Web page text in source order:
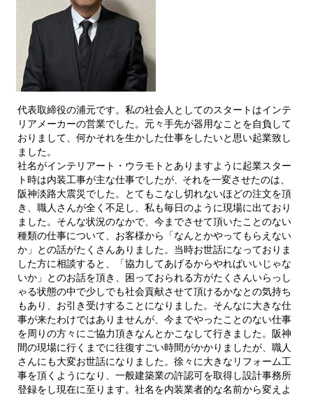
代表取締役の浦元です。私の社会人としてのスタートはインテ
リアメーカーの営業でした。元々手先が器用なことを自負して
おりまして、何かそれを生かした仕事をしたいと思い起業致し
ました。
社名がインテリアート・ウラモトとありますように起業スター
ト時は内装工事が主な仕事でしたが、 それを一変させたのは、
阪神淡路大震災でした。とてもこなし切れないほどの注文を頂
き、職人さんが全く不足し、私も毎日のように現場に出ており
ました。そんな状況のなかで、今までさせて頂いたことのない
種類の仕事について、お客様から「なんとかやってもらえない
か」との話がたくさんありました。当時お世話になっておりま
した方に相談すると、「協力してあげるからやればいいじゃな
いか」とのお話を頂き、困っておられる方がたくさんいらっし
ゃる状態の中で少しでも社会貢献させて頂けるかなとの気持ち
もあり、お引き受けすることになりました。そんなに大きな仕
事が来たわけではありませんが、今までやったことのない仕事
を周りの方々にご協力頂きなんとかこなして行きました。阪神
間の現場に行くまでに往復すごい時間がかかりましたが、職人
さんにも大変お世話になりました。徐々に大きなリフォーム工
事を頂くようになり、一般建築業の許認可を取得し設計事務所
登録をし現在に至ります。社名を内装業者的な名前から変えよ